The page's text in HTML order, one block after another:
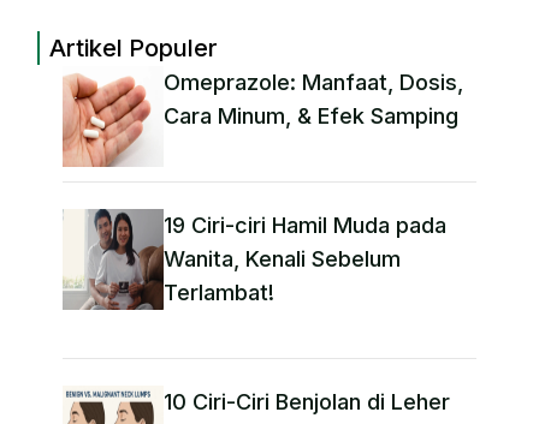
Artikel Populer
Omeprazole: Manfaat, Dosis,
Cara Minum, & Efek Samping
19 Ciri-ciri Hamil Muda pada
Wanita, Kenali Sebelum
Terlambat!
10 Ciri-Ciri Benjolan di Leher